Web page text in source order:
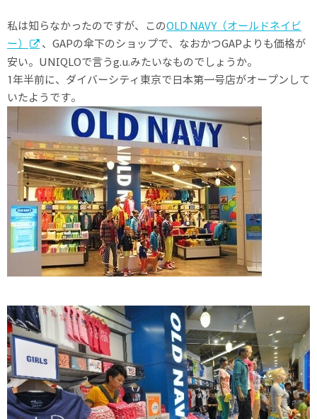
私は知らなかったのですが、このOLD NAVY（オールドネイビ
ー）
、GAPの傘下のショップで、なおかつGAPよりも価格が
安い。UNIQLOで言うg.u.みたいなものでしょうか。
1年半前に、ダイバーシティ東京で日本第一号店がオープンして
いたようです。